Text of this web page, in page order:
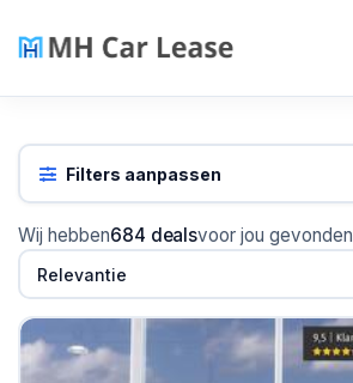
Filters aanpassen
Wij hebben684 dealsvoor jou gevonden
Relevantie